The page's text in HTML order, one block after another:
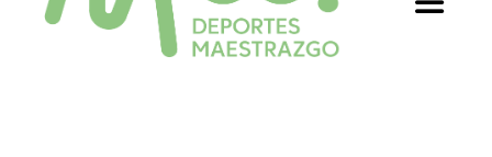
Toggle